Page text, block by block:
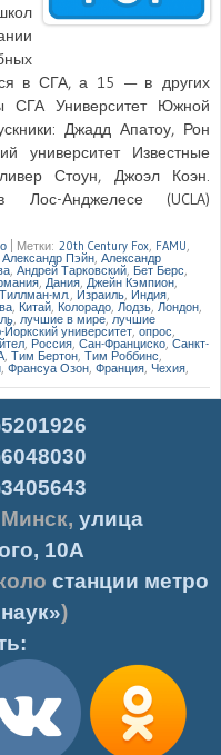
в СГА, а 15 — в других
СГА Университет Южной
Джадд Апатоу, Рон
университет Известные
Стоун, Джоэл Коэн.
Лос-Анджелесе (UCLA)
Метки: 20th Century Fox FAMU
Александр Пэйн Александр
Андрей Тарковский Бет Берс
, Дания Джейн Кэмпион
мл. Израиль Индия
Китай Колорадо Лодзь, Лондон
лучшие в мире ,лучшие
университет опрос
Россия Сан-Франциско Санкт-
Тим Бертон Тим Роббинс
,Франсуа Озон Франция Чехия
Минск, улица
10А
станции метро
)